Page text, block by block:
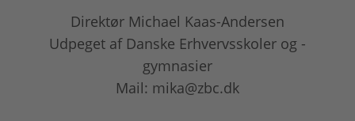
Direktør Michael Kaas-Andersen
Udpeget af Danske Erhvervsskoler og -
gymnasier
Mail: mika@zbc.dk